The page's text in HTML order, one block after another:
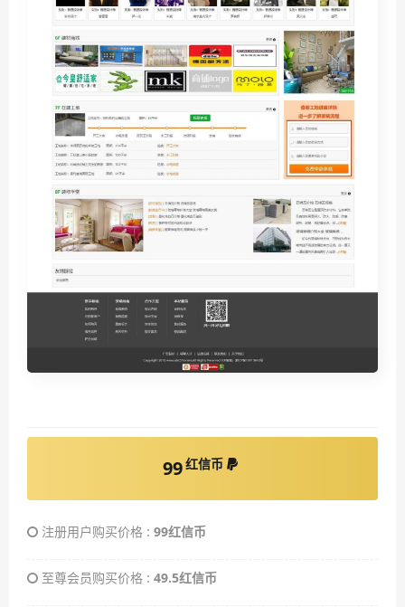
99红信币
注册用户购买价格 : 99红信币
至尊会员购买价格 : 49.5红信币